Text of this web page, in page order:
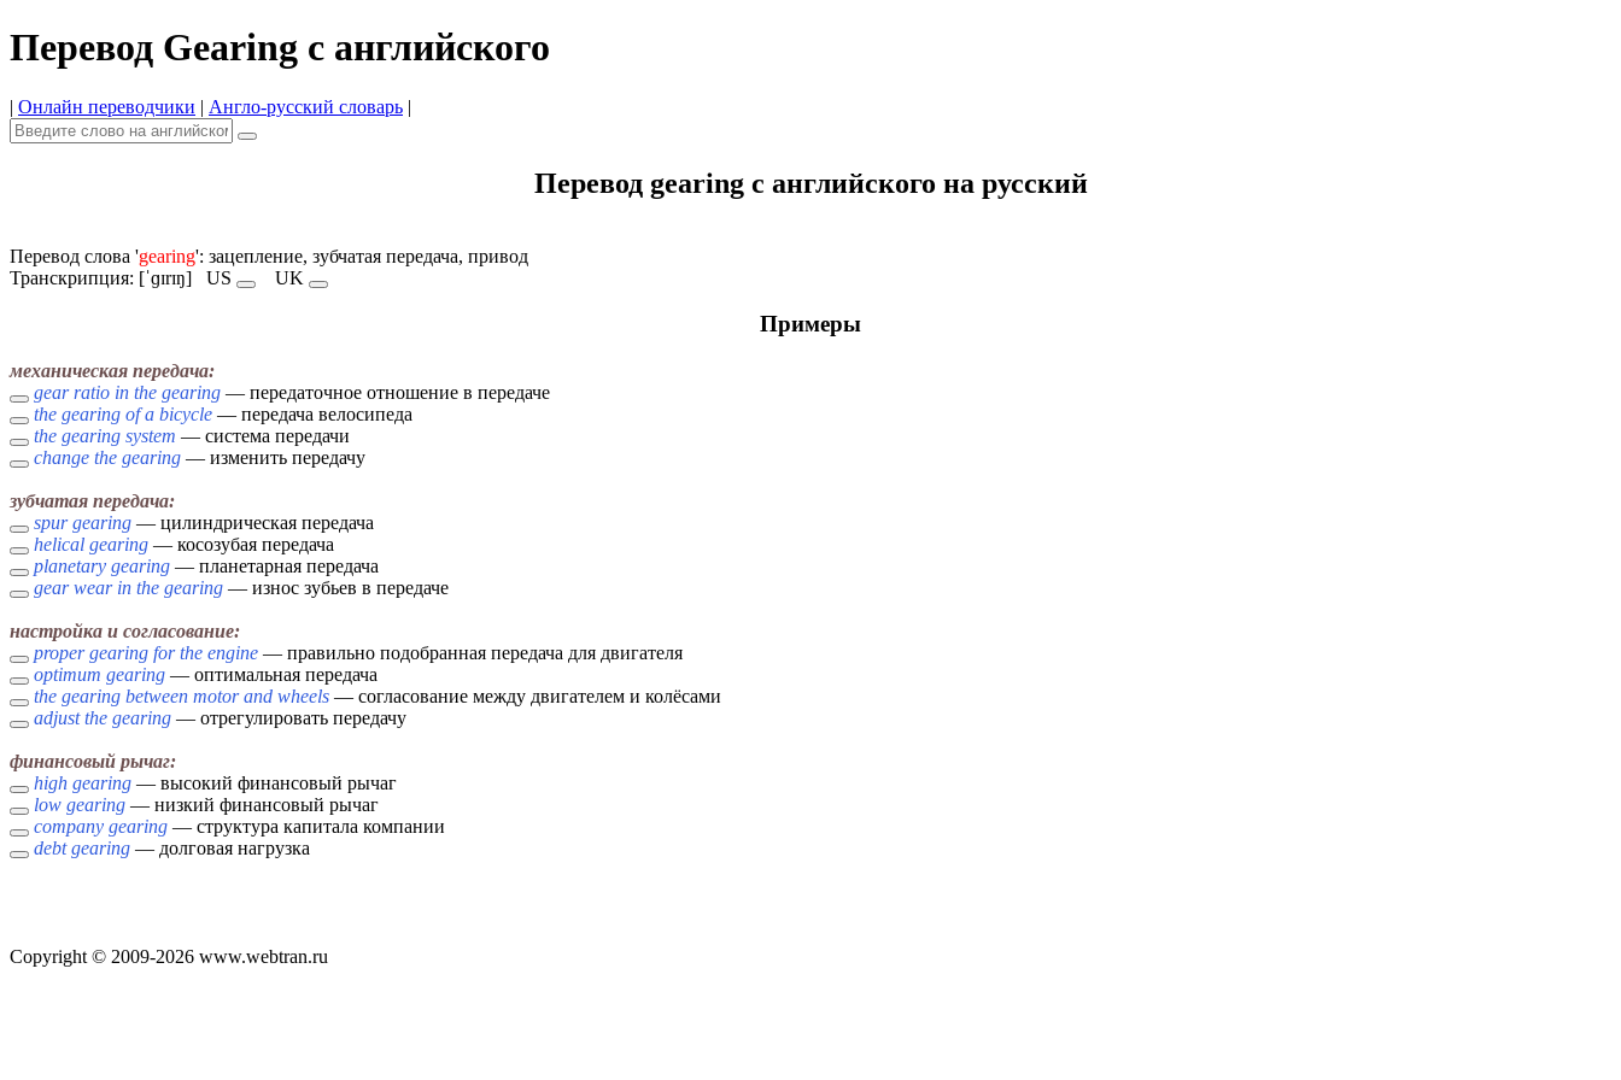
Перевод Gearing с английского
| Онлайн переводчики | Англо-русский словарь |
Перевод gearing с английского на русский
Перевод слова 'gearing': зацепление, зубчатая передача, привод
Транскрипция: [ˈɡɪrɪŋ] US UK
Примеры
механическая передача:
gear ratio in the gearing — передаточное отношение в передаче
the gearing of a bicycle — передача велосипеда
the gearing system — система передачи
change the gearing — изменить передачу
зубчатая передача:
spur gearing — цилиндрическая передача
helical gearing — косозубая передача
planetary gearing — планетарная передача
gear wear in the gearing — износ зубьев в передаче
настройка и согласование:
proper gearing for the engine — правильно подобранная передача для двигателя
optimum gearing — оптимальная передача
the gearing between motor and wheels — согласование между двигателем и колёсами
adjust the gearing — отрегулировать передачу
финансовый рычаг:
high gearing — высокий финансовый рычаг
low gearing — низкий финансовый рычаг
company gearing — структура капитала компании
debt gearing — долговая нагрузка
Copyright © 2009-2026 www.webtran.ru